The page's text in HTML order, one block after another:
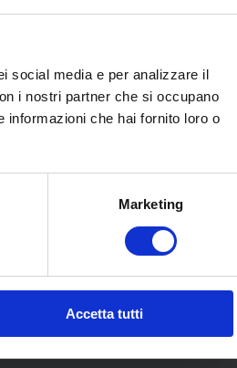
social media e per analizzare il
i nostri partner che si occupano
informazioni che hai fornito loro o
Marketing
Accetta tuttiSEGUICI SUI